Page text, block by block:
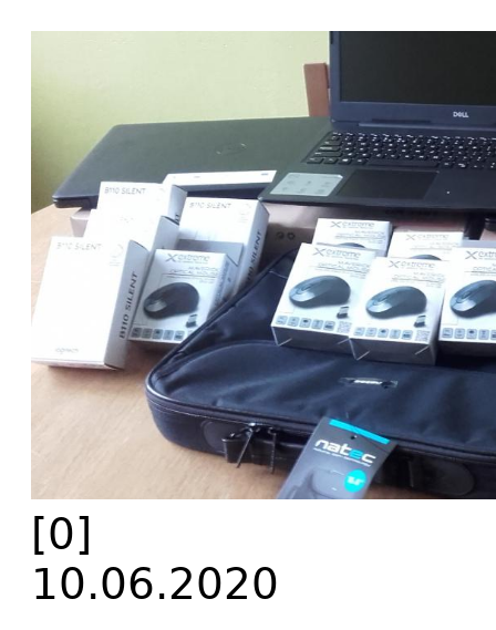
[0]
10.06.2020